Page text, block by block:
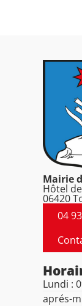
Mairie
Hôtel
06420
04
Lundi :
aprés-